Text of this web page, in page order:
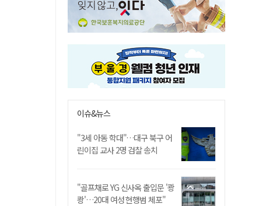
이슈&뉴스
"3세 아동 학대"…대구 북구 어
린이집 교사 2명 검찰 송치
"골프채로 YG 신사옥 출입문 '쾅
쾅'…20대 여성 현행범 체포"